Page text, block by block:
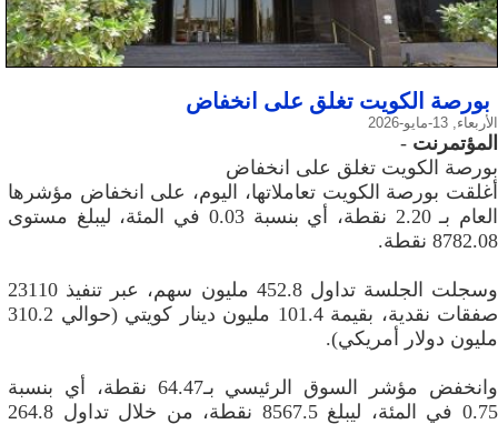
بورصة الكويت تغلق على انخفاض
الأربعاء, 13-مايو-2026
المؤتمرنت -
بورصة الكويت تغلق على انخفاض
أغلقت بورصة الكويت تعاملاتها، اليوم، على انخفاض مؤشرها
العام بـ 2.20 نقطة، أي بنسبة 0.03 في المئة، ليبلغ مستوى
8782.08 نقطة.
وسجلت الجلسة تداول 452.8 مليون سهم، عبر تنفيذ 23110
صفقات نقدية، بقيمة 101.4 مليون دينار كويتي (حوالي 310.2
مليون دولار أمريكي).
وانخفض مؤشر السوق الرئيسي بـ64.47 نقطة، أي بنسبة
0.75 في المئة، ليبلغ 8567.5 نقطة، من خلال تداول 264.8